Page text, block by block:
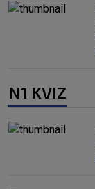
N1 KVIZ